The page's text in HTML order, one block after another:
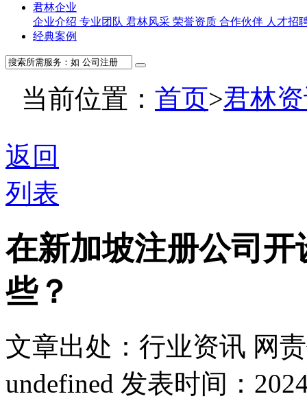
君林企业
企业介绍 专业团队 君林风采 荣誉资质 合作伙伴 人才招
经典案例
当前位置： 首页>君林
返回
列表
在新加坡注册公司
些？
文章出处：行业资讯 网
undefined 发表时间：